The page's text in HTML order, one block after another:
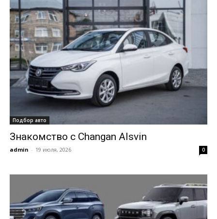
Подбор авто
Знакомство с Changan Alsvin
admin - 19 июля, 2026 0